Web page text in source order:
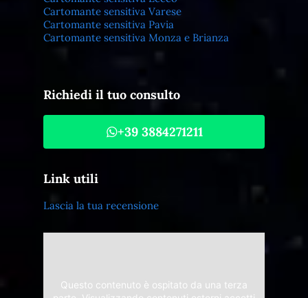
Cartomante sensitiva Varese
Cartomante sensitiva Pavia
Cartomante sensitiva Monza e Brianza
Richiedi il tuo consulto
+39 3884271211
Link utili
Lascia la tua recensione
Questo contenuto è ospitato da una terza